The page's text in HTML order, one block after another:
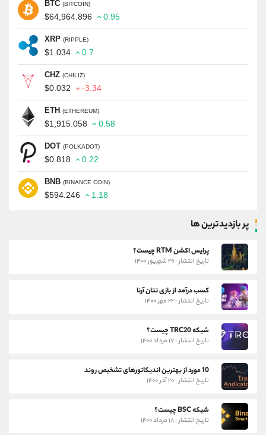
BTC (BITCOIN)
$64,964.896 0.95
XRP (RIPPLE)
$1.034 0.7
CHZ (CHILIZ)
$0.032 -3.34
ETH (ETHEREUM)
$1,915.058 0.58
DOT (POLKADOT)
$0.818 0.22
BNB (BINANCE COIN)
$594.246 1.18
پر بازدیدترین ها
پرایس اکشن RTM چیست؟
تاریخ انتشار : ۲۹ شهریور ۱۴۰۰
کسب درآمد از بازی تتان آرنا
تاریخ انتشار : ۲۲ مهر ۱۴۰۰
شبکه TRC20 چیست؟
تاریخ انتشار : ۱۷ مرداد ۱۴۰۰
10 مورد از بهترین اندیکاتورهای تشخیص روند
تاریخ انتشار : ۲۰ آذر ۱۴۰۰
شبکه BSC چیست؟
تاریخ انتشار : ۱۸ مرداد ۱۴۰۰